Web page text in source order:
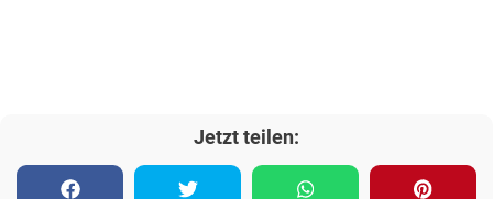
Jetzt teilen: